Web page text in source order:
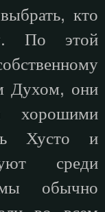
кто
По этой
Духом, они
хорошими
Хусто и
среди
обычно